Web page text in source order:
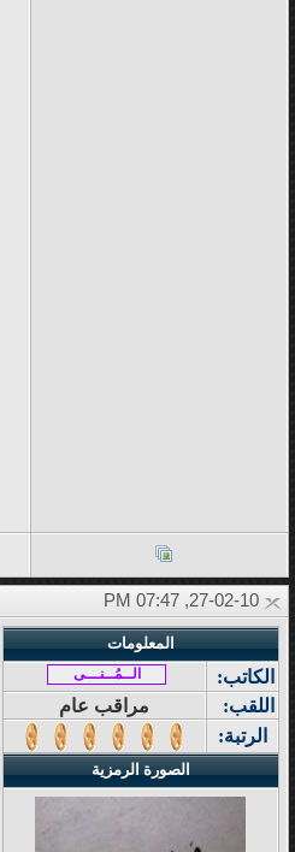
المعلومات
الكاتب: الــمُــنـــى
اللقب:
مراقب عام
الرتبة:
الصورة الرمزية